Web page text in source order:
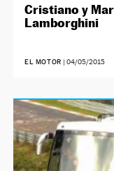
Cristiano y
Lamborghini
EL MOTOR 04/05/2015